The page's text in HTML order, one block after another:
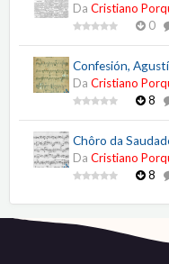
Da Cristiano
0
Confesión,
Da Cristiano
8
Chôro da
Da Cristiano
8